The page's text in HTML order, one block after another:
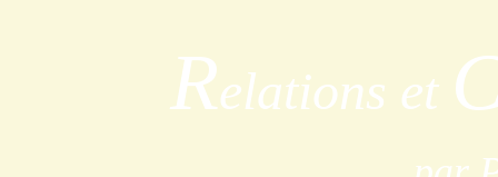
Relations et